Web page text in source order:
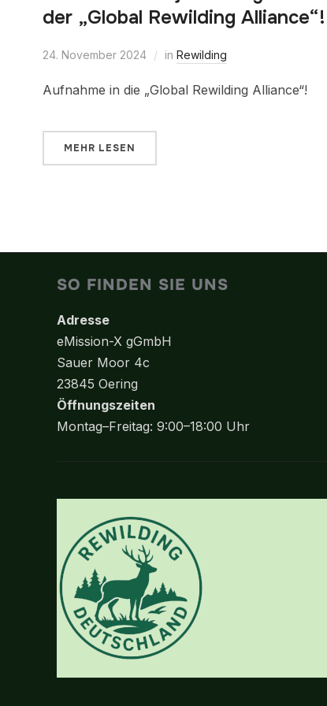
der „Global Rewilding Alliance“!
24. November 2024 in Rewilding
Aufnahme in die „Global Rewilding Alliance“!
MEHR LESEN
SO FINDEN SIE UNS
Adresse
eMission-X gGmbH
Sauer Moor 4c
23845 Oering
Öffnungszeiten
Montag–Freitag: 9:00–18:00 Uhr